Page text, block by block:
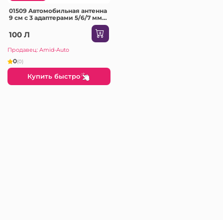
01509 Aвтомобильная антенна
9 см с 3 адаптерами 5/6/7 мм
100 Л
Продавец: Amid-Auto
0(0)
Купить быстро